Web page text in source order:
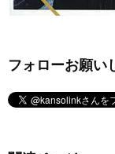
フォローお願い